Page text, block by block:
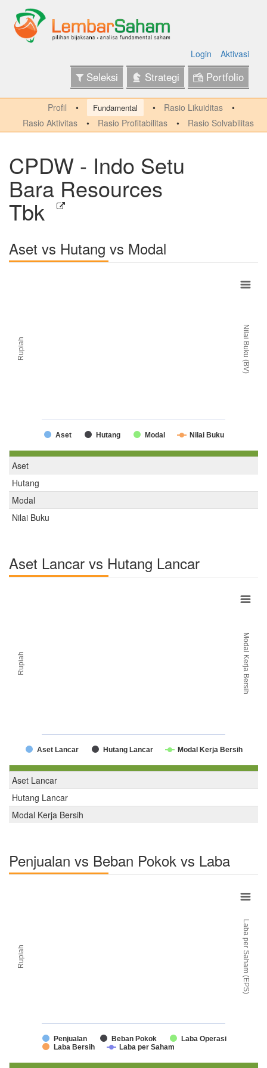
Login Aktivasi
Seleksi Strategi Portfolio
Profil Fundamental
Rasio Likuiditas
Rasio Aktivitas
Rasio Profitabilitas Rasio Solvabilitas
CPDW - Indo Setu
Bara Resources
Tbk
Aset vs Hutang vs Modal
Rupiah Nilai Buku (BV)
Aset Hutang Modal Nilai Buku
Aset
Hutang
Modal
Nilai Buku
Aset Lancar vs Hutang Lancar
Rupiah Modal Kerja Bersih
Aset Lancar Hutang Lancar Modal Kerja Bersih
Aset Lancar
Hutang Lancar
Modal Kerja Bersih
Penjualan vs Beban Pokok vs Laba
Rupiah Laba per Saham (EPS)
Penjualan Beban Pokok
Laba Operasi
Laba Bersih
Laba per Saham